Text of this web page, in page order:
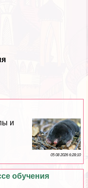
и
05 08 2026 6:28:10
обучения